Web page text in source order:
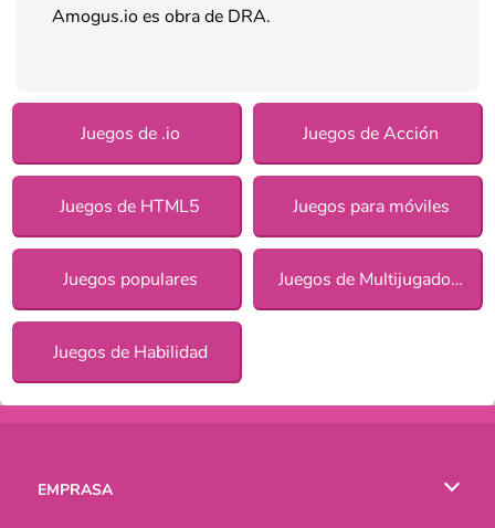
Amogus.io es obra de DRA.
Juegos de .io Juegos de Acción
Juegos de HTML5 Juegos para móviles
Juegos populares Juegos de Multijugadores
Juegos de Habilidad
EMPRASA